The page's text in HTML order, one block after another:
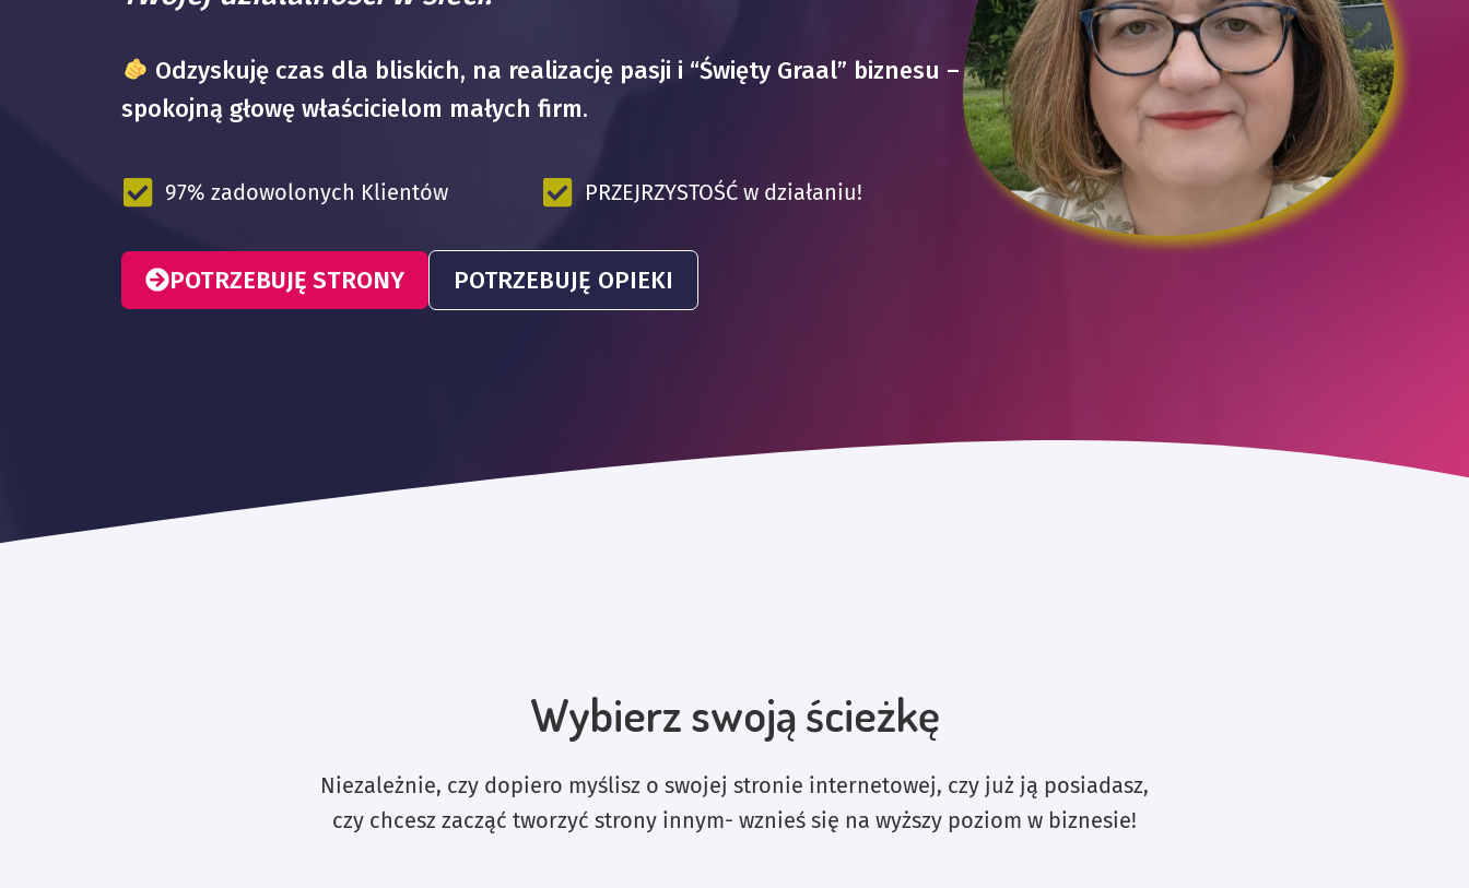
Odzyskuję czas dla bliskich, na realizację pasji i “Święty Graal” biznesu –
spokojną głowę właścicielom małych firm.
97% zadowolonych Klientów PRZEJRZYSTOŚĆ w działaniu!
POTRZEBUJĘ STRONY POTRZEBUJĘ OPIEKI
Wybierz swoją ścieżkę
Niezależnie, czy dopiero myślisz o swojej stronie internetowej, czy już ją posiadasz,
czy chcesz zacząć tworzyć strony innym- wznieś się na wyższy poziom w biznesie!